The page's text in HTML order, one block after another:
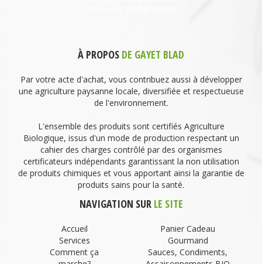
À PROPOS DE GAYET BLAD
Par votre acte d'achat, vous contribuez aussi à développer
une agriculture paysanne locale, diversifiée et respectueuse
de l'environnement.
L'ensemble des produits sont certifiés Agriculture
Biologique, issus d'un mode de production respectant un
cahier des charges contrôlé par des organismes
certificateurs indépendants garantissant la non utilisation
de produits chimiques et vous apportant ainsi la garantie de
produits sains pour la santé.
NAVIGATION SUR LE SITE
Accueil
Services
Comment ça
Panier Cadeau
Gourmand
Sauces, Condiments,